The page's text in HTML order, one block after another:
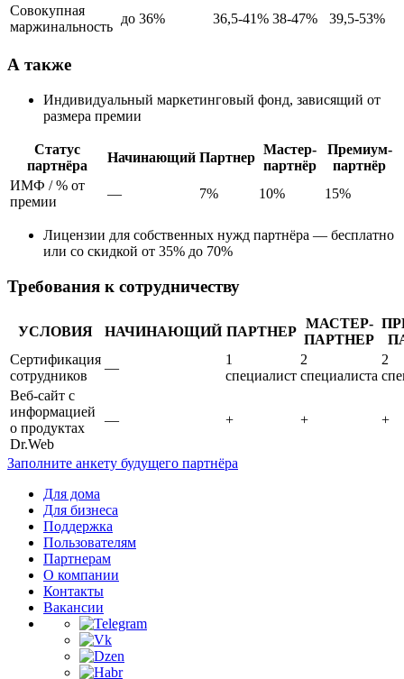
Совокупная
маржинальность
до 36% 36,5-41% 38-47% 39,5-53%
А также
Индивидуальный маркетинговый фонд, зависящий от
размера премии
Статус
партнёра
Начинающий Партнер
Мастер-
партнёр
Премиум-
партнёр
ИМФ / % от
премии
— 7% 10% 15%
Лицензии для собственных нужд партнёра — бесплатно
или со скидкой от 35% до 70%
Требования к сотрудничеству
УСЛОВИЯ НАЧИНАЮЩИЙ ПАРТНЕР
МАСТЕР-
ПАРТНЕР
Сертификация
сотрудников
—
1
специалист
2
специалиста
2
Веб-сайт с
информацией
о продуктах
Dr.Web
— + + +
Заполните анкету будущего партнёра
Для дома
Для бизнеса
Поддержка
Пользователям
Партнерам
О компании
Контакты
Вакансии